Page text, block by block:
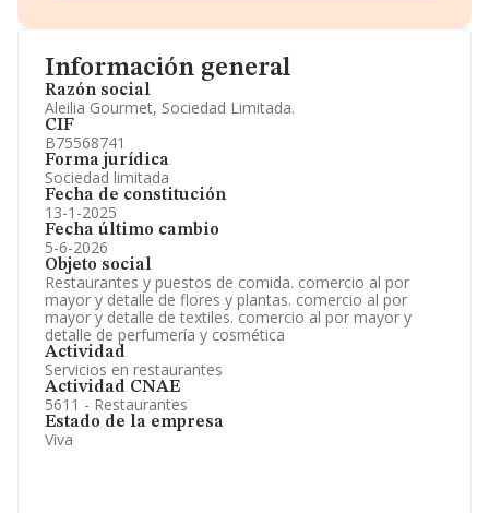
Información general
Razón social
Aleilia Gourmet, Sociedad Limitada.
CIF
B75568741
Forma jurídica
Sociedad limitada
Fecha de constitución
13-1-2025
Fecha último cambio
5-6-2026
Objeto social
Restaurantes y puestos de comida. comercio al por
mayor y detalle de flores y plantas. comercio al por
mayor y detalle de textiles. comercio al por mayor y
detalle de perfumería y cosmética
Actividad
Servicios en restaurantes
Actividad CNAE
5611 - Restaurantes
Estado de la empresa
Viva
Información oficial y registral complementaria.